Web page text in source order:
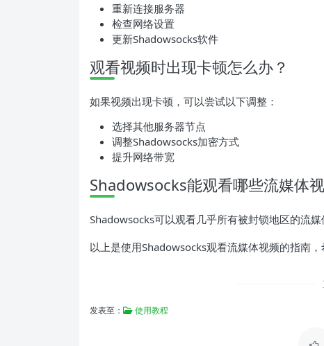
重新连接服务器
检查网络设置
更新Shadowsocks软件
观看视频时出现卡顿怎么办？
如果视频出现卡顿，可以尝试以下调整：
选择其他服务器节点
调整Shadowsocks加密方式
提升网络带宽
Shadowsocks能观看哪些流媒体
Shadowsocks可以观看几乎所有被封锁地区的流媒
以上是使用Shadowsocks观看流媒体视频的指南，
发表至： 使用教程